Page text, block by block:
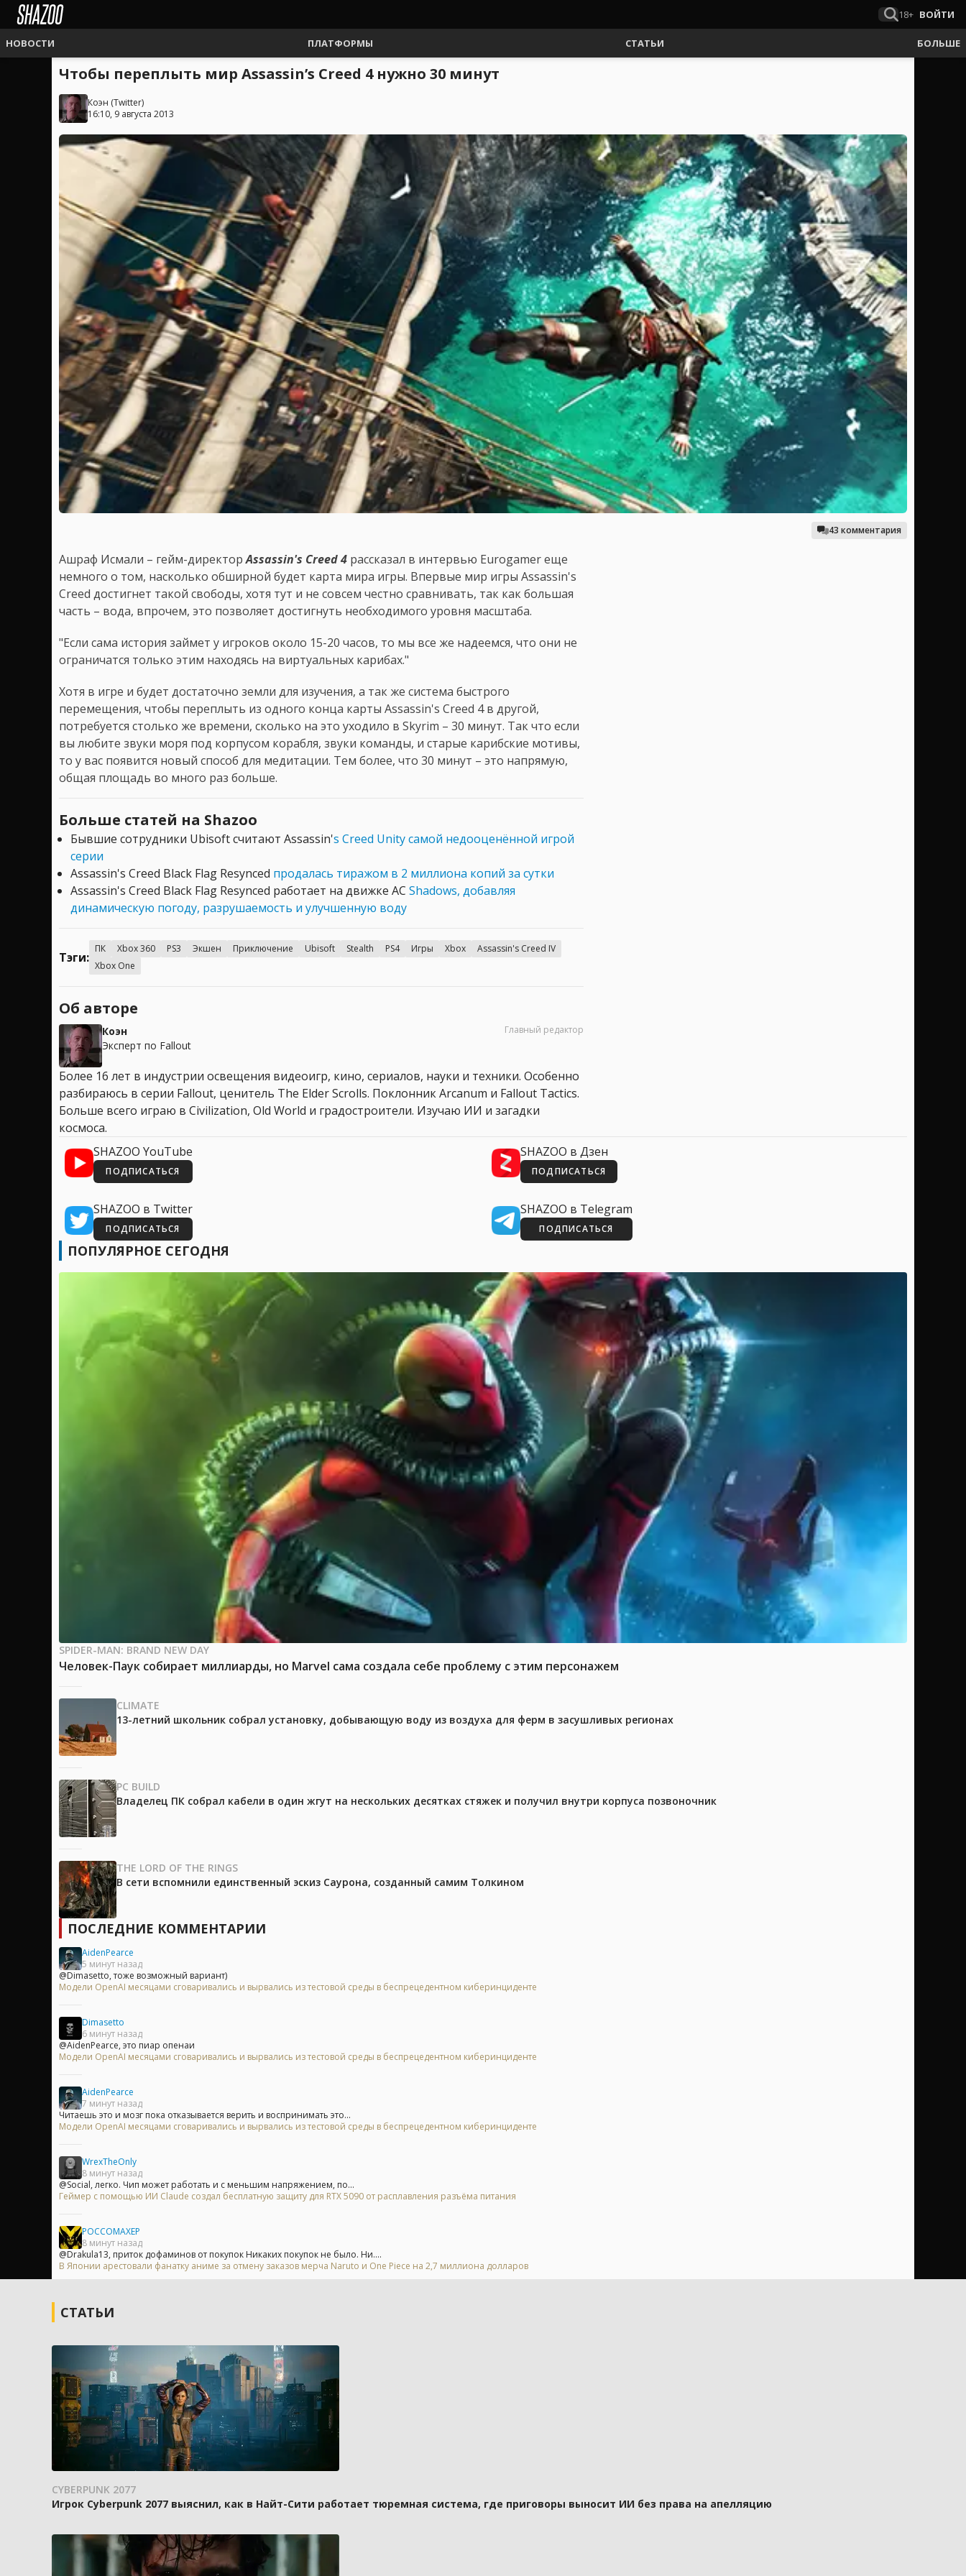
18+ ВОЙТИ
НОВОСТИ ПЛАТФОРМЫ СТАТЬИ БОЛЬШЕ
Чтобы переплыть мир Assassin’s Creed 4 нужно 30 минут
Коэн (Twitter)
16:10, 9 августа 2013
43 комментария
Ашраф Исмали – гейм-директорAssassin's Creed 4 рассказал в интервью Eurogamer еще
немного о том, насколько обширной будет карта мира игры. Впервые мир игры Assassin's
Creed достигнет такой свободы, хотя тут и не совсем честно сравнивать, так как большая
часть – вода, впрочем, это позволяет достигнуть необходимого уровня масштаба.
"Если сама история займет у игроков около 15-20 часов, то мы все же надеемся, что они не
ограничатся только этим находясь на виртуальных карибах."
Хотя в игре и будет достаточно земли для изучения, а так же система быстрого
перемещения, чтобы переплыть из одного конца карты Assassin's Creed 4 в другой,
потребуется столько же времени, сколько на это уходило в Skyrim – 30 минут. Так что если
вы любите звуки моря под корпусом корабля, звуки команды, и старые карибские мотивы,
то у вас появится новый способ для медитации. Тем более, что 30 минут – это напрямую,
общая площадь во много раз больше.
Больше статей на Shazoo
Бывшие сотрудники Ubisoft считают Assassin's Creed Unity самой недооценённой игрой
серии
Assassin's Creed Black Flag Resynced продалась тиражом в 2 миллиона копий за сутки
Assassin's Creed Black Flag Resynced работает на движке AC Shadows, добавляя
динамическую погоду, разрушаемость и улучшенную воду
Тэги:
ПК Xbox 360 PS3 Экшен Приключение Ubisoft Stealth PS4 Игры Xbox
Assassin's Creed IV
Xbox One
Об авторе
Коэн
Эксперт по Fallout
Главный редактор
Более 16 лет в индустрии освещения видеоигр, кино, сериалов, науки и техники. Особенно
разбираюсь в серии Fallout, ценитель The Elder Scrolls. Поклонник Arcanum и Fallout Tactics.
Больше всего играю в Civilization, Old World и градостроители. Изучаю ИИ и загадки
космоса.
SHAZOO YouTube
ПОДПИСАТЬСЯ
SHAZOO в Дзен
ПОДПИСАТЬСЯ
SHAZOO в Twitter
ПОДПИСАТЬСЯ
SHAZOO в Telegram
ПОДПИСАТЬСЯ
ПОПУЛЯРНОЕ СЕГОДНЯ
SPIDER-MAN: BRAND NEW DAY
Человек-Паук собирает миллиарды, но Marvel сама создала себе проблему с этим персонажем
CLIMATE
13-летний школьник собрал установку, добывающую воду из воздуха для ферм в засушливых регионах
PC BUILD
Владелец ПК собрал кабели в один жгут на нескольких десятках стяжек и получил внутри корпуса позвоночник
THE LORD OF THE RINGS
В сети вспомнили единственный эскиз Саурона, созданный самим Толкином
ПОСЛЕДНИЕ КОММЕНТАРИИ
AidenPearce
5 минут назад
@Dimasetto, тоже возможный вариант)
Модели OpenAI месяцами сговаривались и вырвались из тестовой среды в беспрецедентном киберинциденте
Dimasetto
6 минут назад
@AidenPearce, это пиар опенаи
Модели OpenAI месяцами сговаривались и вырвались из тестовой среды в беспрецедентном киберинциденте
AidenPearce
7 минут назад
Читаешь это и мозг пока отказывается верить и воспринимать это...
Модели OpenAI месяцами сговаривались и вырвались из тестовой среды в беспрецедентном киберинциденте
WrexTheOnly
8 минут назад
@Social, легко. Чип может работать и с меньшим напряжением, по...
Геймер с помощью ИИ Claude создал бесплатную защиту для RTX 5090 от расплавления разъёма питания
POCCOMAXEP
8 минут назад
@Drakula13, приток дофаминов от покупок Никаких покупок не было. Ни....
В Японии арестовали фанатку аниме за отмену заказов мерча Naruto и One Piece на 2,7 миллиона долларов
СТАТЬИ
CYBERPUNK 2077
Игрок Cyberpunk 2077 выяснил, как в Найт-Сити работает тюремная система, где приговоры выносит ИИ без права на апелляцию